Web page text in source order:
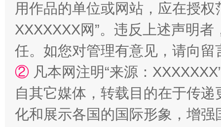
用作品的单位或网站，应在授
XXXXXXX网”。违反上述声明
任。如您对管理有意见，请向
② 凡本网注明“来源：
自其它媒体，转载目的在于传
化和展示各国的国际形象，增